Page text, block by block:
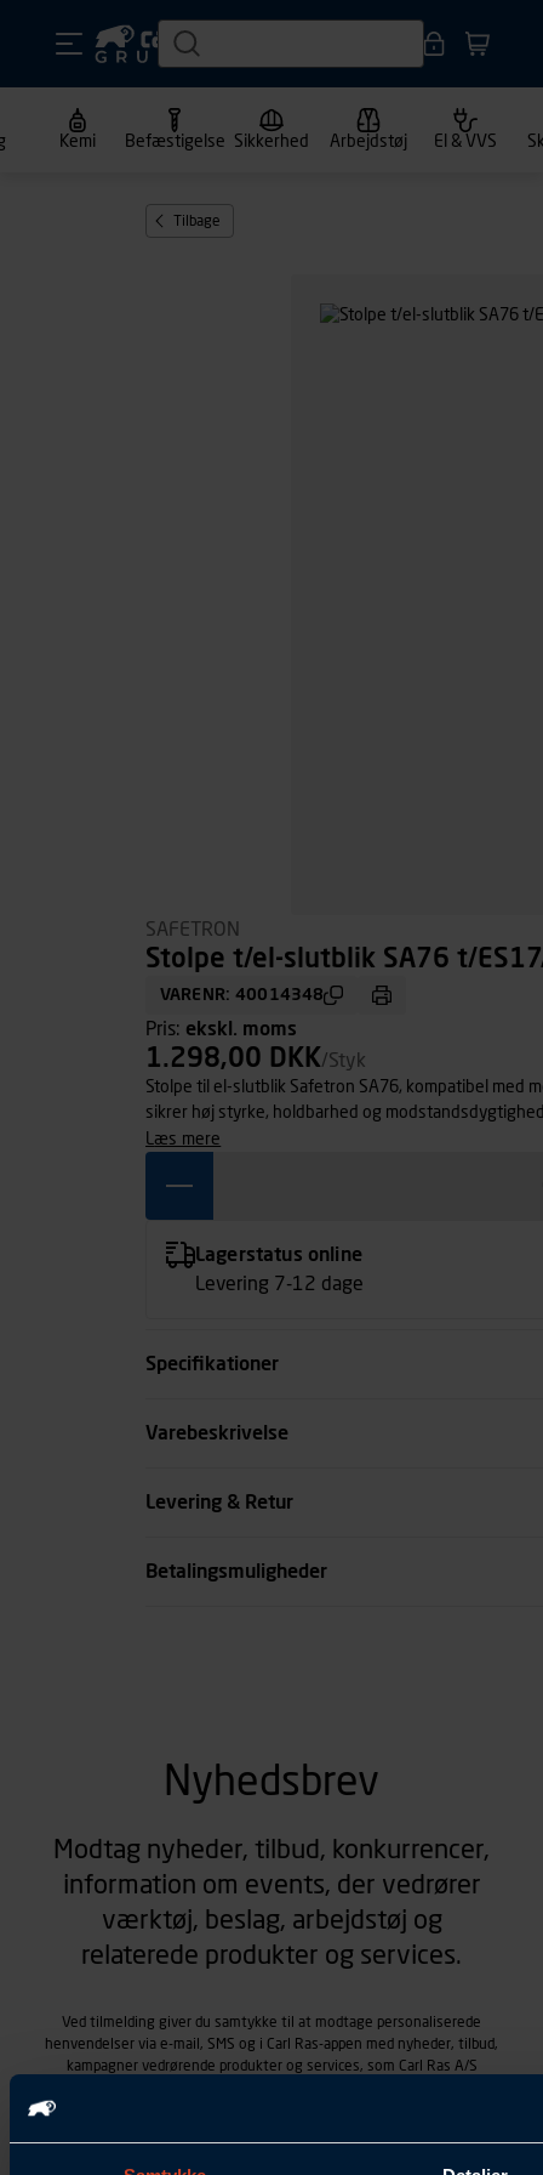
Kemi Befæstigelse Sikkerhed Arbejdstøj El & VVS
Tilbage
SAFETRON
Stolpe t/el-slutblik SA76 t/
VARENR: 40014348
Pris: ekskl. moms
1.298,00 DKK/Styk
Stolpe til el-slutblik Safetron SA76, kompatibel med
sikrer høj styrke, holdbarhed og
installationer med høje krav til kvalitet. Materiale:
læs mere
Lagerstatus online
Levering 7-12 dage
Specifikationer
Overflade
Varebeskrivelse
Levering & Retur
Betalingsmuligheder
Nyhedsbrev
Modtag nyheder, tilbud, konkurrencer,
information om events, der vedrører
værktøj, beslag, arbejdstøj og
relaterede produkter og services.
Ved tilmelding giver du samtykke til at modtage personaliserede
henvendelser via e-mail, SMS og i Carl Ras-appen med nyheder, tilbud,
kampagner vedrørende produkter og services, som Carl Ras A/S